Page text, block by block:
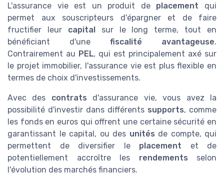
L'assurance vie est un produit de placement qui
permet aux souscripteurs d'épargner et de faire
fructifier leur capital
sur le long terme, tout en
bénéficiant d'une fiscalité avantageuse.
Contrairement au PEL, qui est principalement axé sur
le projet immobilier, l'assurance vie est plus flexible en
termes de choix d'investissements.
Avec des contrats d'assurance vie, vous avez la
possibilité d'investir dans différents supports, comme
les fonds en euros qui offrent une certaine sécurité en
garantissant le capital, ou des unités de compte, qui
permettent de diversifier le placement et de
potentiellement accroître les rendements selon
l'évolution des marchés financiers.